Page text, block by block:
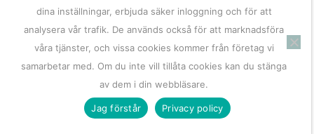
dina inställningar, erbjuda säker inloggning och för att
analysera vår trafik. De används också för att marknadsföra
våra tjänster, och vissa cookies kommer från företag vi
samarbetar med. Om du inte vill tillåta cookies kan du stänga
av dem i din webbläsare.
Jag förstår Privacy policy